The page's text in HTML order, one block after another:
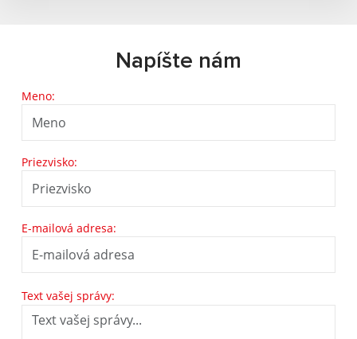
Napíšte nám
Meno:
Priezvisko:
E-mailová adresa:
Text vašej správy: